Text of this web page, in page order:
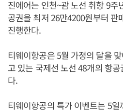
진에어는 인천~괌 노선 취항 9주
공권을 최저 26만4200원부터 판
진행한다.
티웨이항공은 5월 가정의 달을
고 있는 국제선 노선 48개의 항
다.
티웨이항공의 특가 이벤트는 5